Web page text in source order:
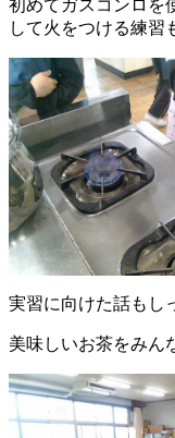
初めてガスコンロを
して火をつける練習
実習に向けた話もし
美味しいお茶をみん